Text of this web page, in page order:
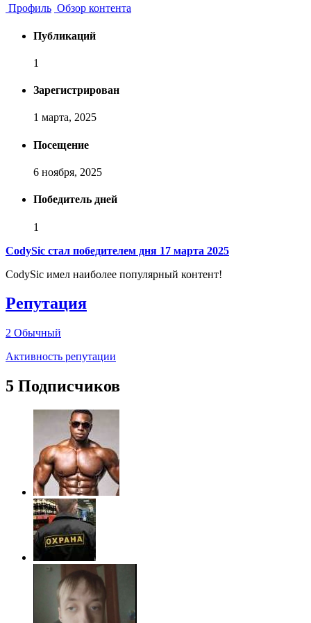
Профиль Обзор контента
Публикаций
1
Зарегистрирован
1 марта, 2025
Посещение
6 ноября, 2025
Победитель дней
1
CodySic стал победителем дня 17 марта 2025
CodySic имел наиболее популярный контент!
Репутация
2 Обычный
Активность репутации
5 Подписчиков